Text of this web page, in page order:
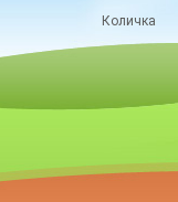
Количка